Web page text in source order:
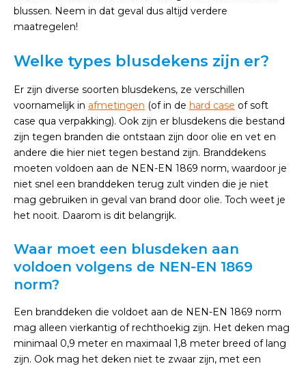
blussen. Neem in dat geval dus altijd verdere
maatregelen!
Welke types blusdekens zijn er?
Er zijn diverse soorten blusdekens, ze verschillen
voornamelijk in afmetingen (of in de hard case of soft
case qua verpakking). Ook zijn er blusdekens die bestand
zijn tegen branden die ontstaan zijn door olie en vet en
andere die hier niet tegen bestand zijn. Branddekens
moeten voldoen aan de NEN-EN 1869 norm, waardoor je
niet snel een branddeken terug zult vinden die je niet
mag gebruiken in geval van brand door olie. Toch weet je
het nooit. Daarom is dit belangrijk.
Waar moet een blusdeken aan
voldoen volgens de NEN-EN 1869
norm?
Een branddeken die voldoet aan de NEN-EN 1869 norm
mag alleen vierkantig of rechthoekig zijn. Het deken mag
minimaal 0,9 meter en maximaal 1,8 meter breed of lang
zijn. Ook mag het deken niet te zwaar zijn, met een